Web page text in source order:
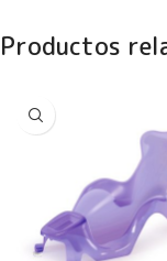
Productos